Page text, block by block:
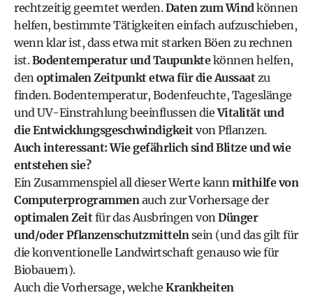
rechtzeitig geerntet werden.Daten zum Windkönnen
helfen, bestimmte Tätigkeiten einfach aufzuschieben,
wenn klar ist, dass etwa mit starken Böen zu rechnen
ist.Bodentemperatur und Taupunktekönnen helfen,
denoptimalen Zeitpunkt etwa für die Aussaatzu
finden. Bodentemperatur, Bodenfeuchte, Tageslänge
und UV-Einstrahlung beeinflussen dieVitalität und
die Entwicklungsgeschwindigkeitvon Pflanzen.
Auch interessant:Wie gefährlich sind Blitze und wie
entstehen sie?
Ein Zusammenspiel all dieser Werte kannmithilfe von
Computerprogrammenauch zur Vorhersage der
optimalen Zeitfür das Ausbringen vonDünger
und/oder Pflanzenschutzmittelnsein (und das gilt für
die konventionelle Landwirtschaft genauso wie für
Biobauern).
Auch die Vorhersage, welche Krankheiten